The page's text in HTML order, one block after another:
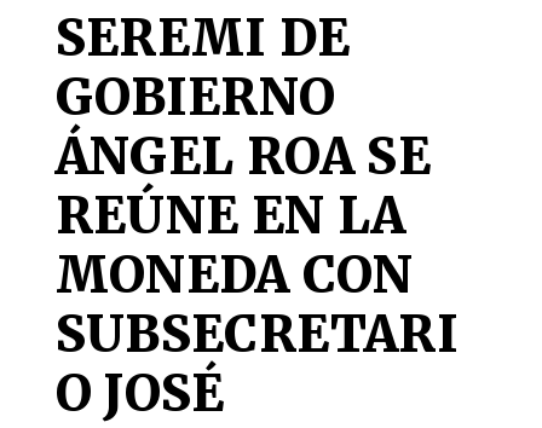
SEREMI DE
GOBIERNO
ÁNGEL ROA SE
REÚNE EN LA
MONEDA CON
SUBSECRETARI
O JOSÉ